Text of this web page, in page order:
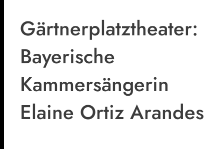
Gärtnerplatztheater:
Bayerische
Kammersängerin
Elaine Ortiz Arandes